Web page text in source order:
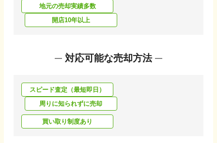
地元の売却実績多数
開店10年以上
対応可能な売却方法
スピード査定（最短即日）
周りに知られずに売却
買い取り制度あり